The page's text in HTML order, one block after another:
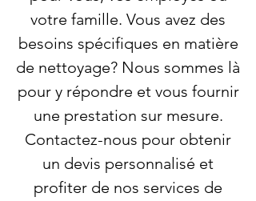
votre famille. Vous avez des
besoins spécifiques en matière
de nettoyage? Nous sommes là
pour y répondre et vous fournir
une prestation sur mesure.
Contactez-nous pour obtenir
un devis personnalisé et
profiter de nos services de